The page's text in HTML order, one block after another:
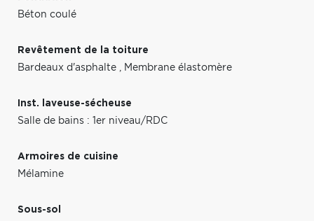
Béton coulé
Revêtement de la toiture
Bardeaux d'asphalte , Membrane élastomère
Inst. laveuse-sécheuse
Salle de bains : 1er niveau/RDC
Armoires de cuisine
Mélamine
Sous-sol